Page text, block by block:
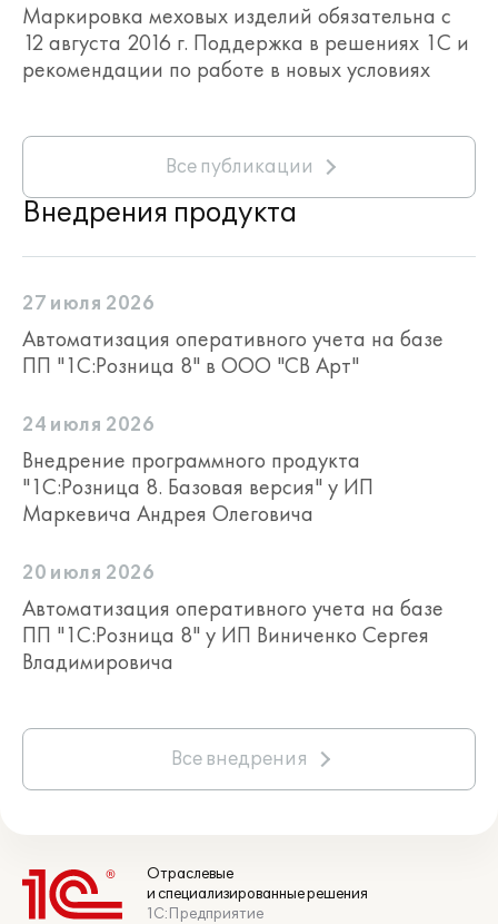
Маркировка меховых изделий обязательна с
12 августа 2016 г. Поддержка в решениях 1С и
рекомендации по работе в новых условиях
Все публикации
Внедрения продукта
27 июля 2026
Автоматизация оперативного учета на базе
ПП "1С:Розница 8" в ООО "СВ Арт"
24 июля 2026
Внедрение программного продукта
"1С:Розница 8. Базовая версия" у ИП
Маркевича Андрея Олеговича
20 июля 2026
Автоматизация оперативного учета на базе
ПП "1С:Розница 8" у ИП Виниченко Сергея
Владимировича
Все внедрения
Отраслевые
и специализированные решения
1С:Предприятие